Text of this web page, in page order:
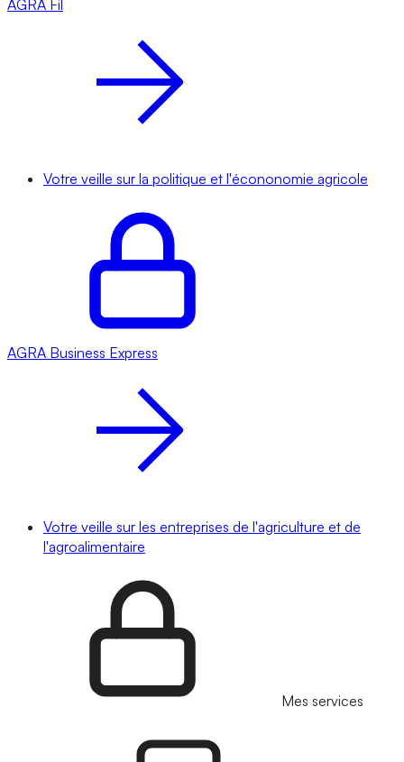
AGRA Fil
Votre veille sur la politique et l'écononomie agricole
AGRA Business Express
Votre veille sur les entreprises de l'agriculture et de
l'agroalimentaire
Mes services